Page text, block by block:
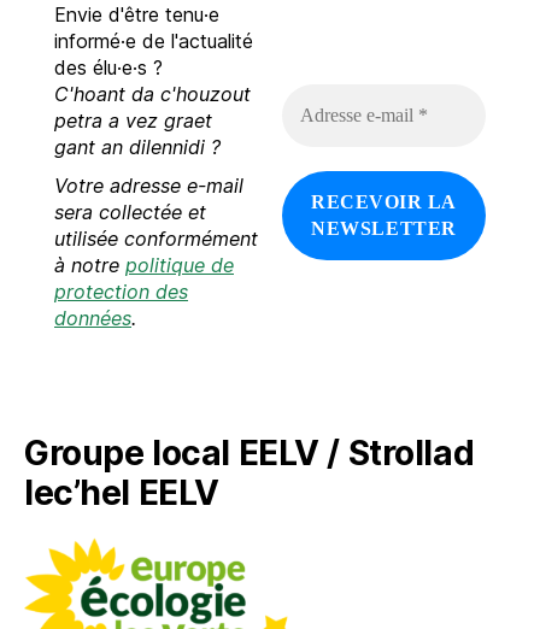
Envie d'être tenu·e
informé·e de l'actualité
des élu·e·s ?
C'hoant da c'houzout
petra a vez graet
gant an dilennidi ?
Votre adresse e-mail
sera collectée et
utilisée conformément
à notre politique de
protection des
données.
s
s
e
Groupe local EELV / Strollad
lec’hel EELV